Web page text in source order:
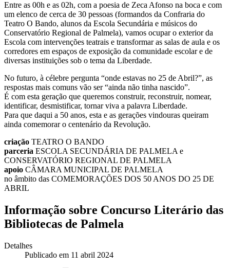
Entre as 00h e as 02h, com a poesia de Zeca Afonso na boca e com
um elenco de cerca de 30 pessoas (formandos da Confraria do
Teatro O Bando, alunos da Escola Secundária e músicos do
Conservatório Regional de Palmela), vamos ocupar o exterior da
Escola com intervenções teatrais e transformar as salas de aula e os
corredores em espaços de exposição da comunidade escolar e de
diversas instituições sob o tema da Liberdade.
No futuro, à célebre pergunta “onde estavas no 25 de Abril?”, as
respostas mais comuns vão ser “ainda não tinha nascido”.
É com esta geração que queremos construir, reconstruir, nomear,
identificar, desmistificar, tornar viva a palavra Liberdade.
Para que daqui a 50 anos, esta e as gerações vindouras queiram
ainda comemorar o centenário da Revolução.
criação TEATRO O BANDO
parceria ESCOLA SECUNDÁRIA DE PALMELA e
CONSERVATÓRIO REGIONAL DE PALMELA
apoio CÂMARA MUNICIPAL DE PALMELA
no âmbito das COMEMORAÇÕES DOS 50 ANOS DO 25 DE
ABRIL
Informação sobre Concurso Literário das
Bibliotecas de Palmela
Detalhes
Publicado em 11 abril 2024